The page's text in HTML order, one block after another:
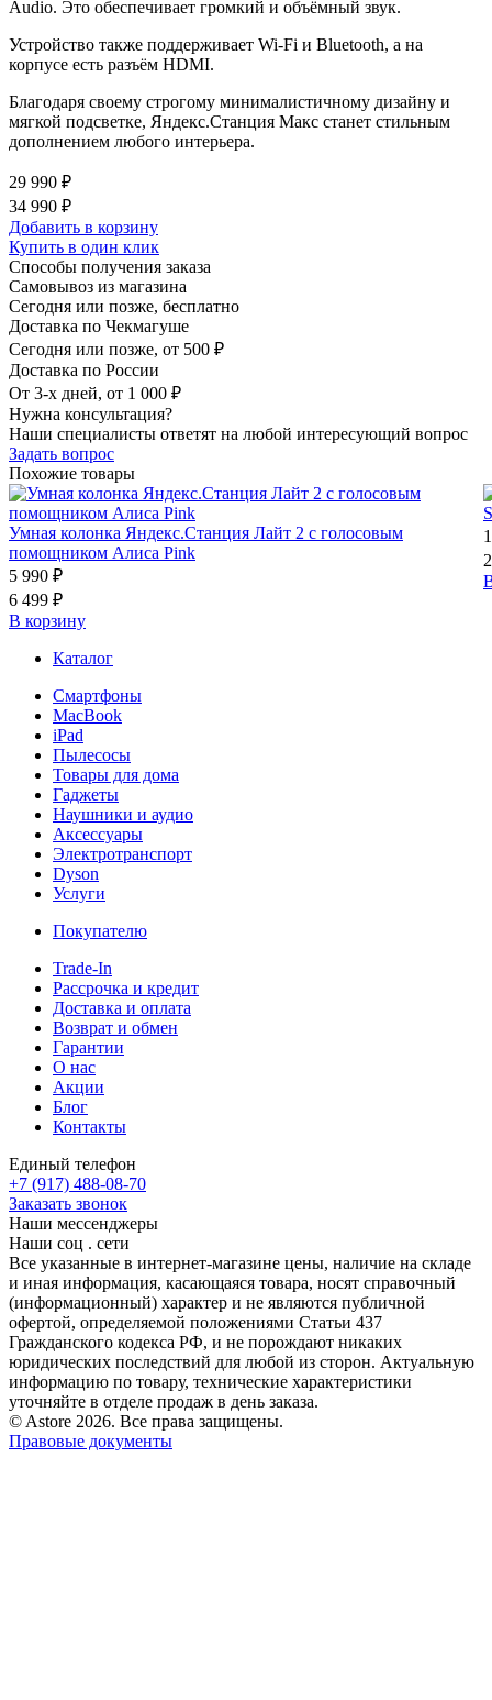
Audio. Это обеспечивает громкий и объёмный звук.
Устройство также поддерживает Wi-Fi и Bluetooth, а на
корпусе есть разъём HDMI.
Благодаря своему строгому минималистичному дизайну и
мягкой подсветке, Яндекс.Станция Макс станет стильным
дополнением любого интерьера.
29 990 ₽
34 990 ₽
Добавить в корзину
Купить в один клик
Способы получения заказа
Самовывоз из магазина
Сегодня или позже, бесплатно
Доставка по Чекмагуше
Сегодня или позже, от 500 ₽
Доставка по России
От 3-х дней, от 1 000 ₽
Нужна консультация?
Наши специалисты ответят на любой интересующий вопрос
Задать вопрос
Похожие товары
Умная колонка Яндекс.Станция Лайт 2 с голосовым
помощником Алиса Pink
5 990 ₽
6 499 ₽
В корзину
Каталог
Смартфоны
MacBook
iPad
Пылесосы
Товары для дома
Гаджеты
Наушники и аудио
Аксессуары
Электротранспорт
Dyson
Услуги
Покупателю
Trade-In
Рассрочка и кредит
Доставка и оплата
Возврат и обмен
Гарантии
О нас
Акции
Блог
Контакты
Единый телефон
+7 (917) 488-08-70
Заказать звонок
Наши мессенджеры
Наши соц . сети
Все указанные в интернет-магазине цены, наличие на складе
и иная информация, касающаяся товара, носят справочный
(информационный) характер и не являются публичной
офертой, определяемой положениями Статьи 437
Гражданского кодекса РФ, и не порождают никаких
юридических последствий для любой из сторон. Актуальную
информацию по товару, технические характеристики
уточняйте в отделе продаж в день заказа.
© Astore 2026. Все права защищены.
Правовые документы